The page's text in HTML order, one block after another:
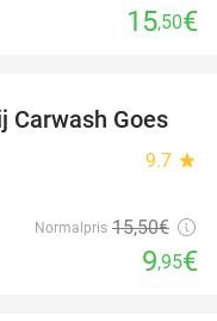
15,50€
36%
Carwash Goes
9.7 star
Normalpris 15,50€
9,95€